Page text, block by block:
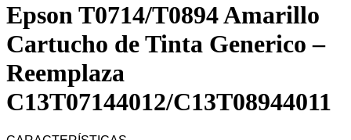
Epson T0714/T0894 Amarillo
Cartucho de Tinta Generico –
Reemplaza
C13T07144012/C13T08944011